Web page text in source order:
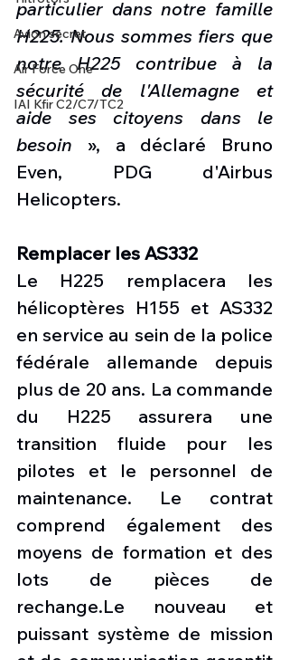
Avion secret
Air Force One
IAI Kfir C2/C7/TC2
particulier dans notre famille
H225. Nous sommes fiers que
notre H225 contribue à la
sécurité de l'Allemagne et
aide ses citoyens dans le
besoin », a déclaré Bruno
Even, PDG d'Airbus
Helicopters.
Remplacer les AS332
Le H225 remplacera les
hélicoptères H155 et AS332
en service au sein de la police
fédérale allemande depuis
plus de 20 ans. La commande
du H225 assurera une
transition fluide pour les
pilotes et le personnel de
maintenance. Le contrat
comprend également des
moyens de formation et des
lots de pièces de
rechange.Le nouveau et
puissant système de mission